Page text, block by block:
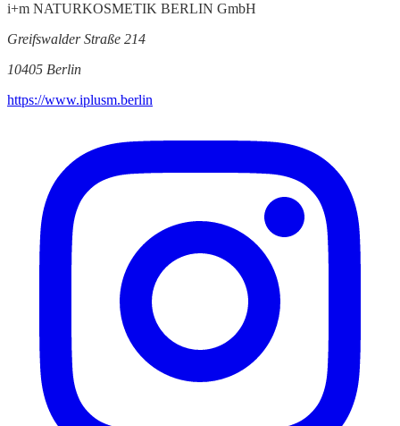
i+m NATURKOSMETIK BERLIN GmbH
Greifswalder Straße 214
10405 Berlin
https://www.iplusm.berlin